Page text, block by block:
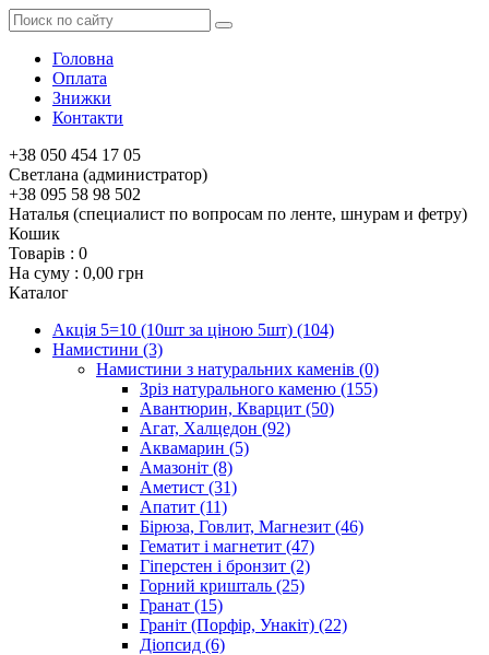
Головна
Оплата
Знижки
Контакти
+38 050 454 17 05
Светлана (администратор)
+38 095 58 98 502
Наталья (специалист по вопросам по ленте, шнурам и фетру)
Кошик
Товарів : 0
На суму : 0,00 грн
Каталог
Акція 5=10 (10шт за ціною 5шт) (104)
Намистини (3)
Намистини з натуральних каменів (0)
Зріз натурального каменю (155)
Авантюрин, Кварцит (50)
Агат, Халцедон (92)
Аквамарин (5)
Амазоніт (8)
Аметист (31)
Апатит (11)
Бірюза, Говлит, Магнезит (46)
Гематит і магнетит (47)
Гіперстен і бронзит (2)
Горний кришталь (25)
Гранат (15)
Граніт (Порфір, Унакіт) (22)
Діопсид (6)